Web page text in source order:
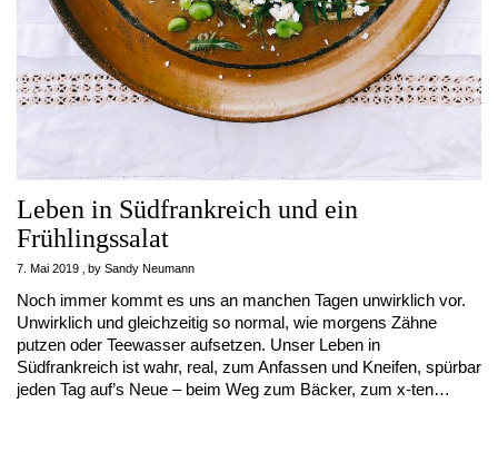
Leben in Südfrankreich und ein
Frühlingssalat
7. Mai 2019 by Sandy Neumann
Noch immer kommt es uns an manchen Tagen unwirklich vor.
Unwirklich und gleichzeitig so normal, wie morgens Zähne
putzen oder Teewasser aufsetzen. Unser Leben in
Südfrankreich ist wahr, real, zum Anfassen und Kneifen, spürbar
jeden Tag auf’s Neue – beim Weg zum Bäcker, zum x-ten…